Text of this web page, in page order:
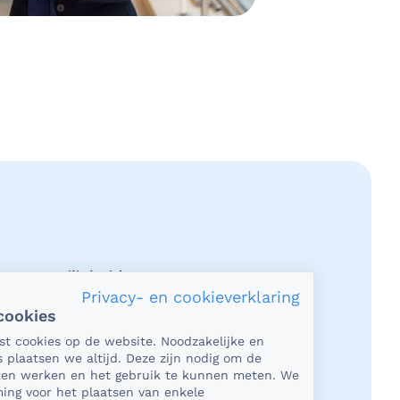
en veiligheid
gaat om je gezondheid, dan is het
heel belangrijk dat je jouw
in een beveiligde omgeving kunt
En dat je er zeker van bent dat
Privacy- en cookieverklaring
cookies op de website. Noodzakelijke en
plaatsen we altijd. Deze zijn nodig om de
werken en het gebruik te kunnen meten. We
voor het plaatsen van enkele